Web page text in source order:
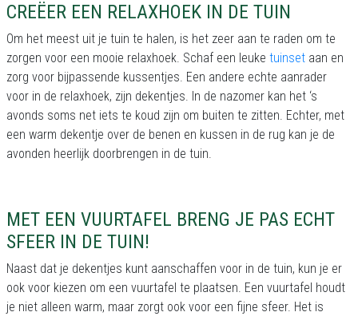
CREËER EEN RELAXHOEK IN DE TUIN
Om het meest uit je tuin te halen, is het zeer aan te raden om te
zorgen voor een mooie relaxhoek. Schaf een leuke tuinset aan en
zorg voor bijpassende kussentjes. Een andere echte aanrader
voor in de relaxhoek, zijn dekentjes. In de nazomer kan het ‘s
avonds soms net iets te koud zijn om buiten te zitten. Echter, met
een warm dekentje over de benen en kussen in de rug kan je de
avonden heerlijk doorbrengen in de tuin.
MET EEN VUURTAFEL BRENG JE PAS ECHT
SFEER IN DE TUIN!
Naast dat je dekentjes kunt aanschaffen voor in de tuin, kun je er
ook voor kiezen om een vuurtafel te plaatsen. Een vuurtafel houdt
je niet alleen warm, maar zorgt ook voor een fijne sfeer. Het is